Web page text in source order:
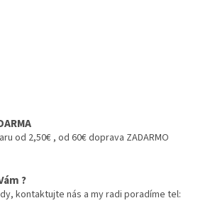
od 2,50€ , od 60€ doprava ZADARMO
?
kontaktujte nás a my radi poradíme tel: